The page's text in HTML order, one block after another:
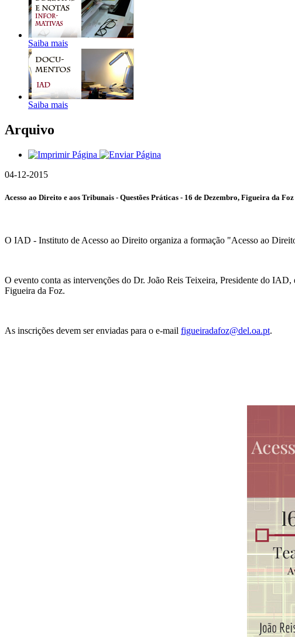
Saiba mais
Saiba mais
Arquivo
04-12-2015
Acesso ao Direito e aos Tribunais - Questões Práticas - 16 de Dezembro, Figueira da Foz
O IAD - Instituto de Acesso ao Direito organiza a formação "Acesso ao
O evento conta as intervenções do Dr. João Reis Teixeira, Presidente do
Figueira da Foz.
As inscrições devem ser enviadas para o e-mail figueiradafoz@del.oa.pt.